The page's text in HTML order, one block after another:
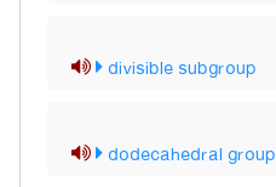
divisible subgroup
dodecahedral group